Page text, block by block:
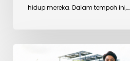
hidup mereka. Dalam tempoh ini,…